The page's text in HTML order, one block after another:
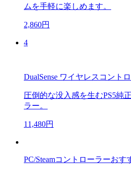
ムを手軽に楽しめます。
2,860円
4
DualSense ワイヤレスコント
圧倒的な没入感を生むPS5純
ラー。
11,480円
PC/Steamコントローラーおす